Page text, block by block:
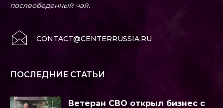
послеобеденный чай.
CONTACT@CENTERRUSSIA.RU
ПОСЛЕДНИЕ СТАТЬИ
Ветеран СВО открыл бизнес с